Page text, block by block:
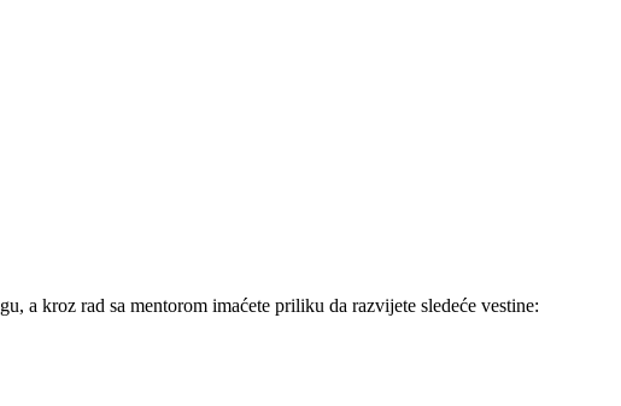
a kroz rad sa mentorom imaćete priliku da razvijete sledeće vestine: